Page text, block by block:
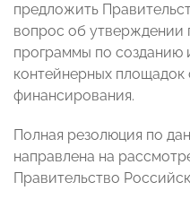
предложить
вопрос об утверждении
программы по созданию
контейнерных
финансирования.
Полная резолюция по
направлена на
Правительство